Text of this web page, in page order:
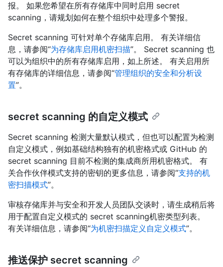
报。 如果您希望在所有存储库中同时启用 secret
scanning，请规划如何在整个组织中处理多个警报。
Secret scanning 可针对单个存储库启用。 有关详细信
息，请参阅“为存储库启用机密扫描”。 Secret scanning 也
可以为组织中的所有存储库启用，如上所述。 有关启用所
有存储库的详细信息，请参阅“管理组织的安全和分析设
置”。
secret scanning 的自定义模式
Secret scanning 检测大量默认模式，但也可以配置为检测
自定义模式，例如基础结构独有的机密格式或 GitHub 的
secret scanning 目前不检测的集成商所用机密格式。 有
关合作伙伴模式支持的密钥的更多信息，请参阅“支持的机
密扫描模式”。
审核存储库并与安全和开发人员团队交谈时，请生成稍后将
用于配置自定义模式的 secret scanning机密类型列表。
有关详细信息，请参阅“为机密扫描定义自定义模式”。
推送保护 secret scanning